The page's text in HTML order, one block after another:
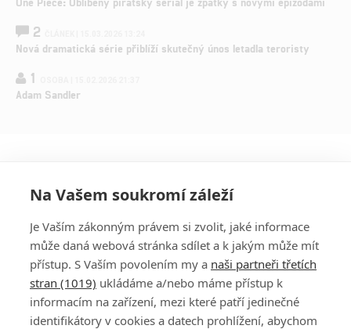
2
Nová dramatická série přiblíží skutečný únos letadla teroristy
1
Adam Sandler
PŘIHLÁSIT
REGISTROVAT
DISKUZE
Na Vašem soukromí záleží
Je Vaším zákonným právem si zvolit, jaké informace
může daná webová stránka sdílet a k jakým může mít
přístup. S Vaším povolením my a naši partneři třetích
stran (1019) ukládáme a/nebo máme přístup k
informacím na zařízení, mezi které patří jedinečné
identifikátory v cookies a datech prohlížení, abychom